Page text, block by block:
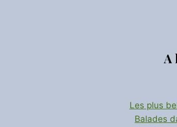
A
Les plus
Balades